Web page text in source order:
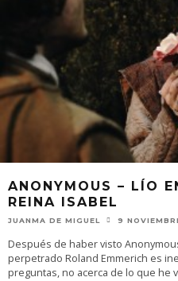
ANONYMOUS – LÍO
REINA ISABEL
JUANMA DE MIGUEL 9
Después de haber visto
perpetrado Roland Emmerich es
preguntas, no acerca de lo que he